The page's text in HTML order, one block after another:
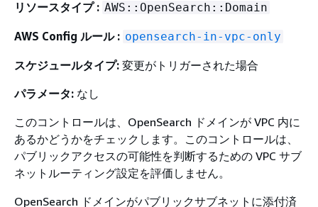
リソースタイプ : AWS::OpenSearch::Domain
AWS Config ルール : opensearch-in-vpc-only
スケジュールタイプ: 変更がトリガーされた場合
パラメータ: なし
このコントロールは、OpenSearch ドメインが VPC 内に
あるかどうかをチェックします。このコントロールは、
パブリックアクセスの可能性を判断するための VPC サブ
ネットルーティング設定を評価しません。
OpenSearch ドメインがパブリックサブネットに添付済